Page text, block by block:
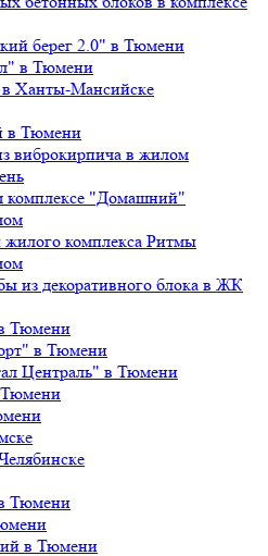
берег 2.0" в Тюмени
в Тюмени
Ханты-Мансийске
в Тюмени
виброкирпича в жилом
"Домашний"
комплекса Ритмы
из декоративного блока в ЖК
Тюмени
в Тюмени
Централь" в Тюмени
Тюмени
в Тюмени